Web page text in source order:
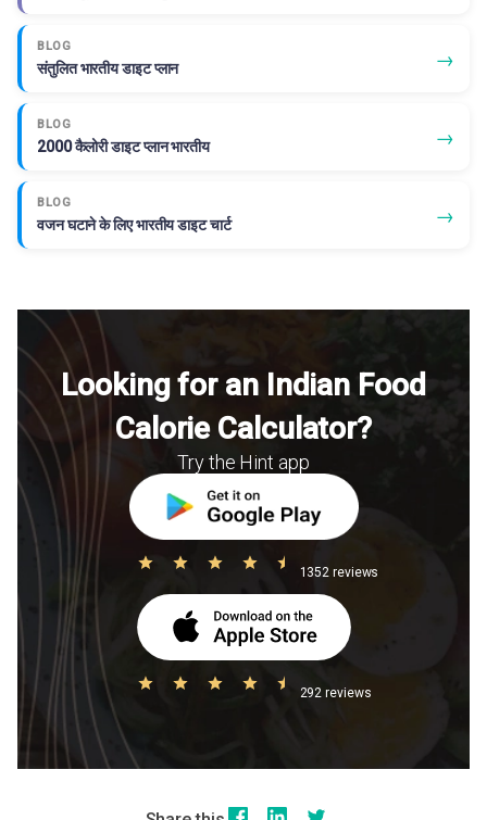
BLOG
संतुलित भारतीय डाइट प्लान →
BLOG
2000 कैलोरी डाइट प्लान भारतीय →
BLOG
वजन घटाने के लिए भारतीय डाइट चार्ट →
Looking for an Indian Food
Calorie Calculator?
Try the Hint app
1352 reviews
292 reviews